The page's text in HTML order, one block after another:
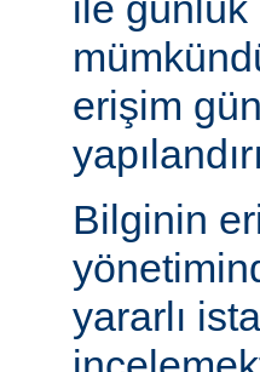
erişim
Bilginin
yararlı